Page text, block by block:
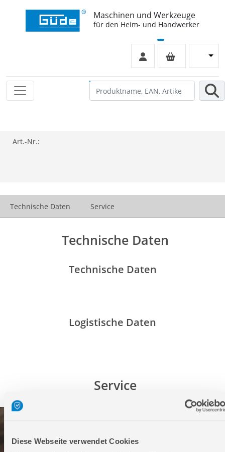
Diese Webseite verwendet Cookies
Maschinen und Werkzeuge
für den Heim- und Handwerker
Art.-Nr.:
Technische Daten Service
Technische Daten
Technische Daten
Logistische Daten
Service